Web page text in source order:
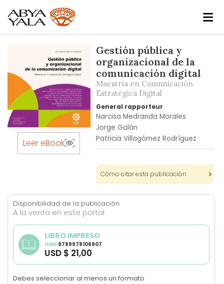
the
end
the
images
gallery
Skip
the
images
gallery
Leer eBook
Gestión pública y
organizacional de la
comunicación digital
Maestría en Comunicación
Estratégica Digital
General rapporteur
Narcisa Medranda Morales
Jorge Galán
Patricia Villagómez Rodríguez
Cómo citar esta publicación
Disponibilidad de la publicación
A la venta en este portal
LIBRO IMPRESO
ISBN 9789978106907
USD $ 21,00
Debes seleccionar al menos un formato